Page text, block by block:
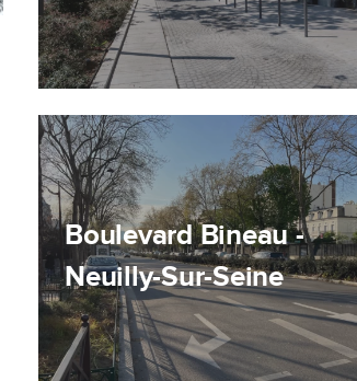
Boulevard Bineau -
Neuilly-Sur-Seine